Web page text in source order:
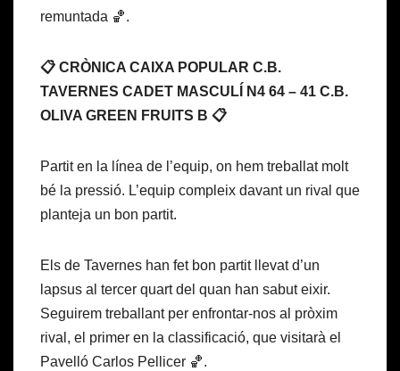
remuntada 🏀.
📋 CRÒNICA CAIXA POPULAR C.B.
TAVERNES CADET MASCULÍ N4 64 – 41 C.B.
OLIVA GREEN FRUITS B 📋
Partit en la línea de l’equip, on hem treballat molt
bé la pressió. L’equip compleix davant un rival que
planteja un bon partit.
Els de Tavernes han fet bon partit llevat d’un
lapsus al tercer quart del quan han sabut eixir.
Seguirem treballant per enfrontar-nos al pròxim
rival, el primer en la classificació, que visitarà el
Pavelló Carlos Pellicer 🏀.